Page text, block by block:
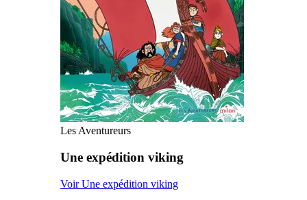
Les Aventureurs
Une expédition viking
Voir Une expédition viking